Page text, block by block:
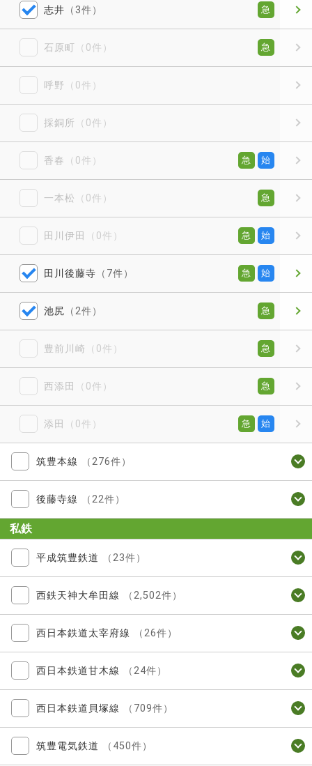
志井 （3件） 急
石原町 （0件） 急
呼野 （0件）
採銅所 （0件）
香春 （0件） 急 始
一本松 （0件） 急
田川伊田 （0件） 急 始
田川後藤寺 （7件） 急 始
池尻 （2件） 急
豊前川崎 （0件） 急
西添田 （0件） 急
添田 （0件） 急 始
筑豊本線 （276件）
後藤寺線 （22件）
私鉄
平成筑豊鉄道 （23件）
西鉄天神大牟田線 （2,502件）
西日本鉄道太宰府線 （26件）
西日本鉄道甘木線 （24件）
西日本鉄道貝塚線 （709件）
筑豊電気鉄道 （450件）